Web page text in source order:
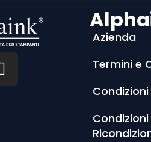
Azienda
Termini e